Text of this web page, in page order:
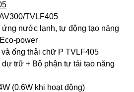
TVLF405
ứng nước lạnh, tự động tạo năng
power
ống thải chữ P TVLF405
trữ + Bộ phận tự tái tạo năng
(0.6W khi hoạt động)